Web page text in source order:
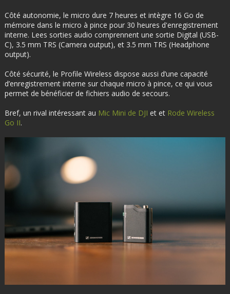
Côté autonomie, le micro dure 7 heures et intègre 16 Go de
mémoire dans le micro à pince pour 30 heures d'enregistrement
interne. Lees sorties audio comprennent une sortie Digital (USB-
C), 3.5 mm TRS (Camera output), et 3.5 mm TRS (Headphone
output).
Côté sécurité, le Profile Wireless dispose aussi d’une capacité
d’enregistrement interne sur chaque micro à pince, ce qui vous
permet de bénéficier de fichiers audio de secours.
Bref, un rival intéressant au Mic Mini de DJI et et Rode Wireless
Go II.